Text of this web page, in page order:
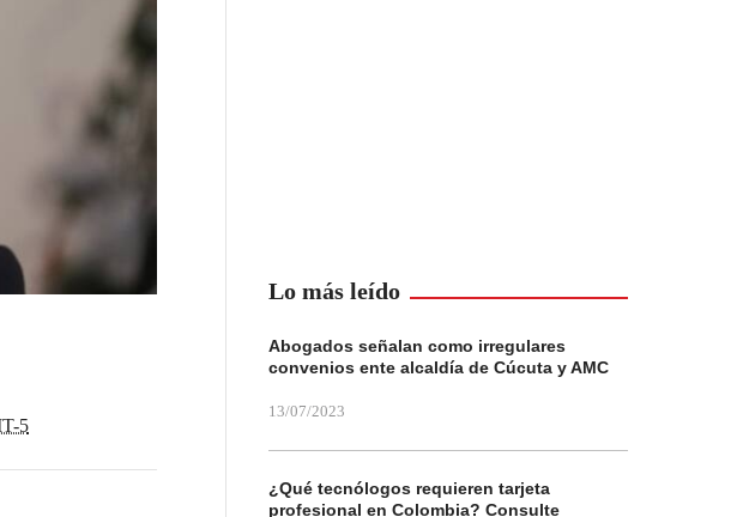
5
Lo más leído
Abogados señalan como irregulares
convenios ente alcaldía de Cúcuta y AMC
13/07/2023
¿Qué tecnólogos requieren tarjeta
profesional en Colombia? Consulte